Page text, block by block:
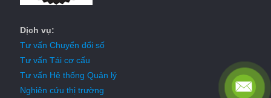
Dịch vụ:
Tư vấn Chuyển đổi số
Tư vấn Tái cơ cấu
Tư vấn Hệ thống Quản lý
Nghiên cứu thị trường